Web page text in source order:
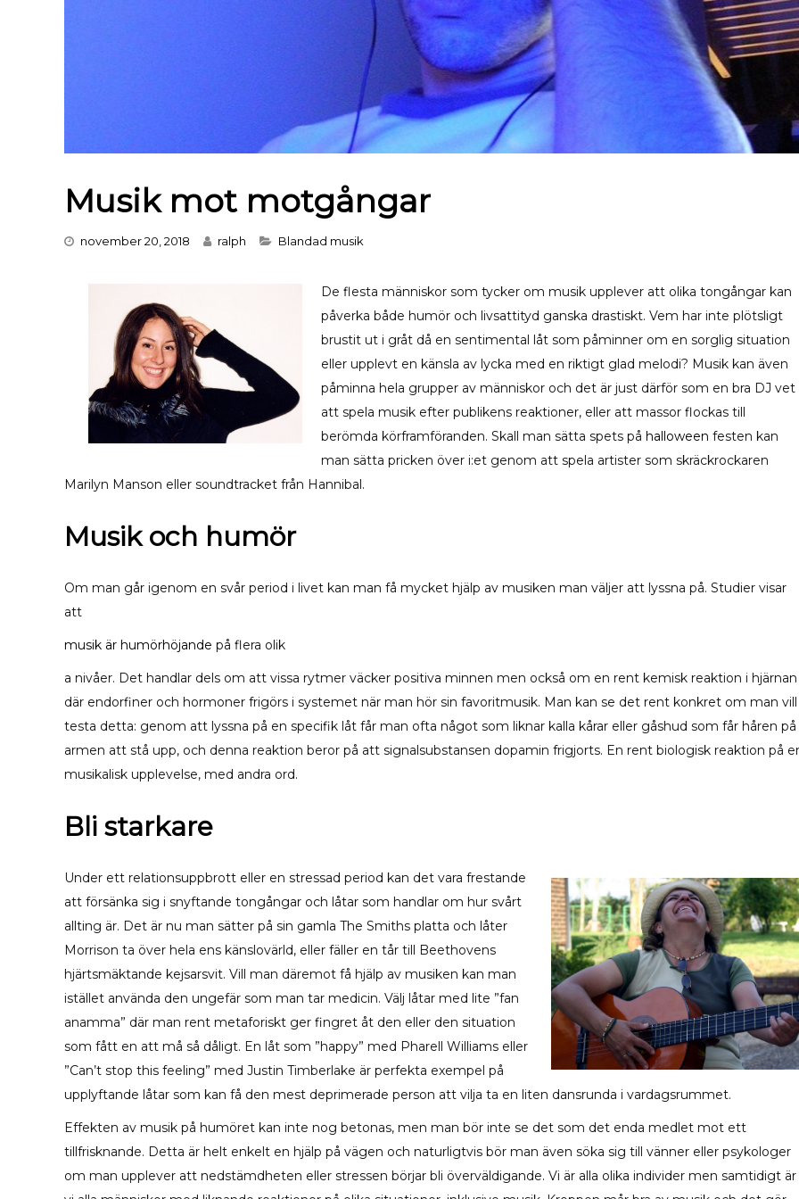
Musik mot motgångar
november 20, 2018 ralph Categories
Blandad musik
De flesta människor som tycker om musik upplever att olika tongångar kan
påverka både humör och livsattityd ganska drastiskt. Vem har inte plötsligt
brustit ut i gråt då en sentimental låt som påminner om en sorglig situation
eller upplevt en känsla av lycka med en riktigt glad melodi? Musik kan även
påminna hela grupper av människor och det är just därför som en bra DJ vet
att spela musik efter publikens reaktioner, eller att massor flockas till
berömda körframföranden. Skall man sätta spets påhalloween festen kan
man sätta pricken över i:et genom att spela artister som skräckrockaren
Marilyn Manson eller soundtracket från Hannibal.
Musik och humör
Om man går igenom en svår period i livet kan man få mycket hjälp av musiken man väljer att lyssna på. Studier visar
att
musik är humörhöjande på flera olik
a nivåer. Det handlar dels om att vissa rytmer väcker positiva minnen men också om en rent kemisk reaktion i hjärnan
där endorfiner och hormoner frigörs i systemet när man hör sin favoritmusik. Man kan se det rent konkret om man vill
testa detta: genom att lyssna på en specifik låt får man ofta något som liknar kalla kårar eller gåshud som får håren på
armen att stå upp, och denna reaktion beror på att signalsubstansen dopamin frigjorts. En rent biologisk reaktion på
musikalisk upplevelse, med andra ord.
Bli starkare
Under ett relationsuppbrott eller en stressad period kan det vara frestande
att försänka sig i snyftande tongångar och låtar som handlar om hur svårt
allting är. Det är nu man sätter på sin gamla The Smiths platta och låter
Morrison ta över hela ens känslovärld, eller fäller en tår till Beethovens
hjärtsmäktande kejsarsvit. Vill man däremot få hjälp av musiken kan man
istället använda den ungefär som man tar medicin. Välj låtar med lite ”fan
anamma” där man rent metaforiskt ger fingret åt den eller den situation
som fått en att må så dåligt. En låt som ”happy” med Pharell Williams eller
”Can’t stop this feeling” med Justin Timberlake är perfekta exempel på
upplyftande låtar som kan få den mest deprimerade person att vilja ta en liten dansrunda i vardagsrummet.
Effekten av musik på humöret kan inte nog betonas, men man bör inte se det som det enda medlet mot ett
tillfrisknande. Detta är helt enkelt en hjälp på vägen och naturligtvis bör man även söka sig till vänner eller psykologer
om man upplever att nedstämdheten eller stressen börjar bli överväldigande. Vi är alla olika individer men samtidigt är